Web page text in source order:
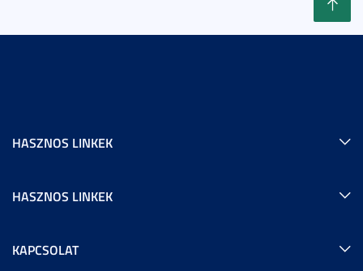
HASZNOS LINKEK
HASZNOS LINKEK
KAPCSOLAT